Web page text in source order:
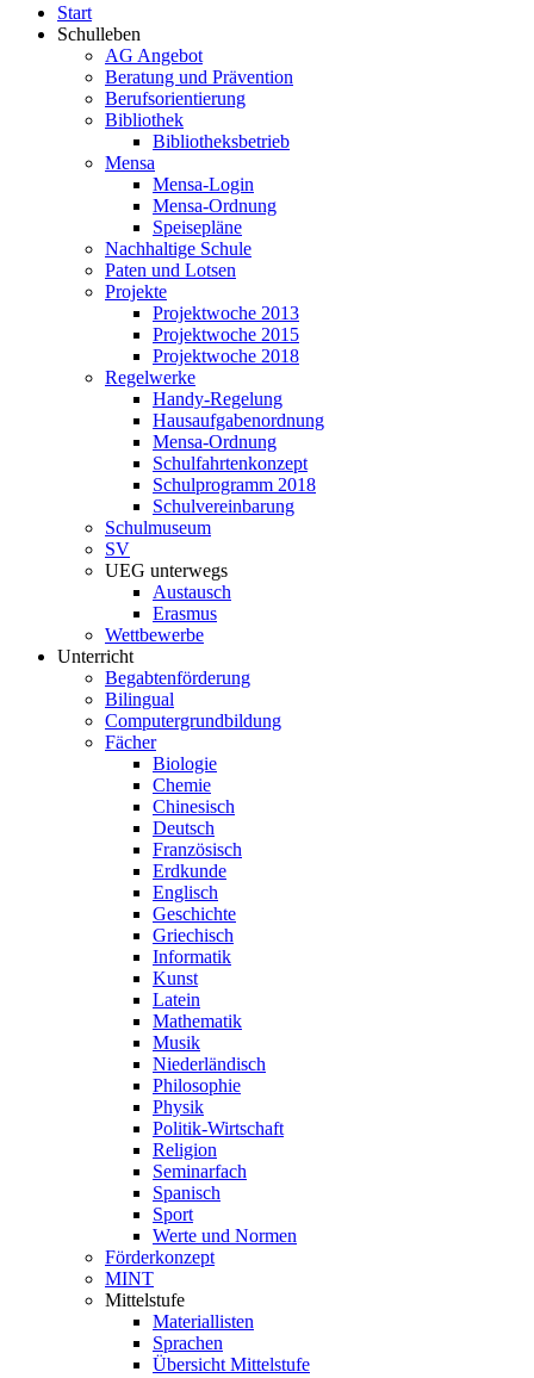
Start
Schulleben
AG Angebot
Beratung und Prävention
Berufsorientierung
Bibliothek
Bibliotheksbetrieb
Mensa
Mensa-Login
Mensa-Ordnung
Speisepläne
Nachhaltige Schule
Paten und Lotsen
Projekte
Projektwoche 2013
Projektwoche 2015
Projektwoche 2018
Regelwerke
Handy-Regelung
Hausaufgabenordnung
Mensa-Ordnung
Schulfahrtenkonzept
Schulprogramm 2018
Schulvereinbarung
Schulmuseum
SV
UEG unterwegs
Austausch
Erasmus
Wettbewerbe
Unterricht
Begabtenförderung
Bilingual
Computergrundbildung
Fächer
Biologie
Chemie
Chinesisch
Deutsch
Französisch
Erdkunde
Englisch
Geschichte
Griechisch
Informatik
Kunst
Latein
Mathematik
Musik
Niederländisch
Philosophie
Physik
Politik-Wirtschaft
Religion
Seminarfach
Spanisch
Sport
Werte und Normen
Förderkonzept
MINT
Mittelstufe
Materiallisten
Sprachen
Übersicht Mittelstufe